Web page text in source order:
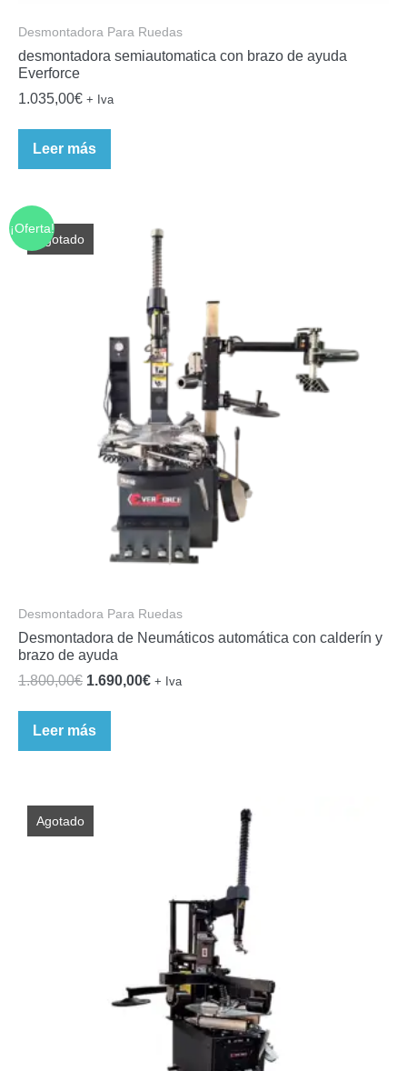
Desmontadora Para Ruedas
desmontadora semiautomatica con brazo de ayuda
Everforce
1.035,00€ + Iva
Leer más
¡Oferta!
Agotado
Desmontadora Para Ruedas
Desmontadora de Neumáticos automática con calderín y
brazo de ayuda
1.800,00€ El
original
era:
1.690,00€El+ Iva
Leer más
Agotado